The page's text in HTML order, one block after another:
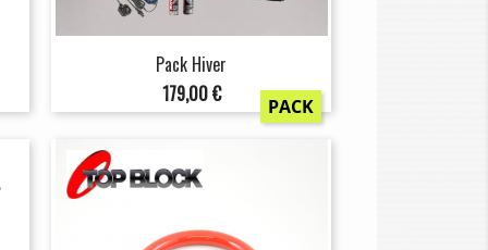
Pack Hiver
Prix
179,00 € PACK